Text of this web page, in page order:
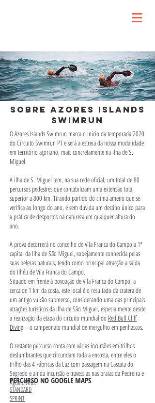
SOBRE AZORES ISLANDS
SWIMRUN
O Azores Islands Swimrun marca o inicio da temporada 2020
do Circuito Swimrun PT e será a estreia da nossa modalidade
em território açoriano, mais concretamente na ilha de S.
Miguel.
A ilha de S. Miguel tem, na sua rede oficial, um total de 80
percursos pedestres que contabilizam uma extensão total
superior a 800 km. Tirando partido do clima ameno que se
verifica ao longo do ano, é sem dúvida um destino único para
a prática de desportos na natureza em qualquer altura do
ano.
A prova decorrerá no concelho de Vila Franca do Campo a 1ª
capital da Ilha de São Miguel, sobejamente conhecida pelas
suas belezas naturais, tendo como principal atracção a saída
do Ilhéu de Vila Franca do Campo.
Situado em frente à povoação de Vila Franca do Campo, a
cerca de 1 km da costa, este local é o resultado da cratera de
um antigo vulcão submerso, considerando uma das principais
atrações turísticos da ilha de São Miguel, especialmente desde
a realização da etapa do circuito mundial do Red Bull Cliff
Diving– o campeonato mundial de mergulho em penhascos.
O restante percurso conta com várias incursões em trilhos
deslumbrantes que circundam toda a encosta, entre eles o
trilho das 4 Fábricas da Luz com passagem na Cascata do
Segredo e ainda incursão e travessias nas praias da Pedreira e
Água d'Alto.
PERCURSO NO GOOGLE MAPS
STANDARD
SPRINT